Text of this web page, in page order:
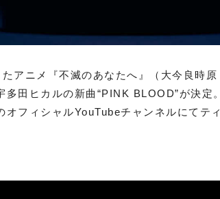
アニメ『不滅のあなたへ』（大今良時原
田ヒカルの新曲“PINK BLOOD”が決定。
オフィシャルYouTubeチャンネルにてティ